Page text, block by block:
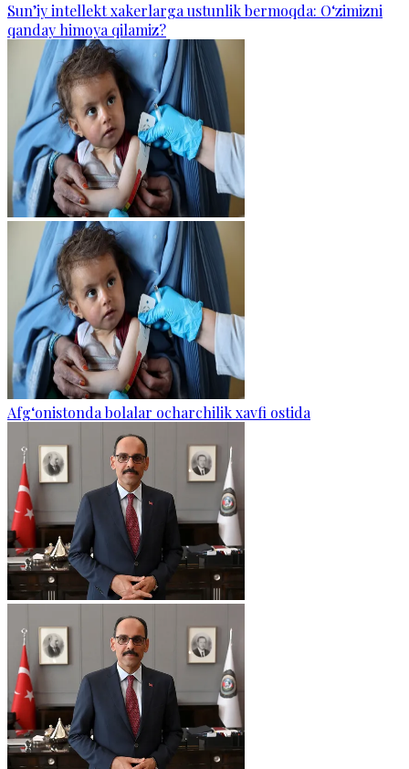
Sun’iy intellekt xakerlarga ustunlik bermoqda: O‘zimizni
qanday himoya qilamiz?
Afg‘onistonda bolalar ocharchilik xavfi ostida